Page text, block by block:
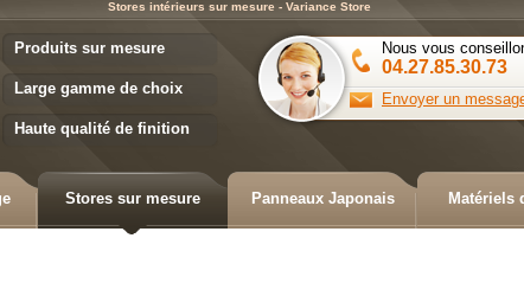
Stores intérieurs sur mesure - Variance Store
Produits sur mesure
Large gamme de choix
Haute qualité de finition
Nous vous
04.27.85.30.73
Envoyer un
Stores sur mesure Panneaux Japonais Matériels